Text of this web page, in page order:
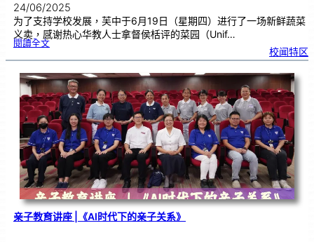
24/06/2025
为了支持学校发展，芙中于6月19日（星期四）进行了一场新鲜蔬菜
义卖，感谢热心华教人士拿督侯栝评的菜园（Unif…
閱讀全文:芙
菜
卖
|邀
您
一
同
支
持
本
地
蔬
菜
校闻特区
亲子教育讲座 |《AI时代下的亲子关系》